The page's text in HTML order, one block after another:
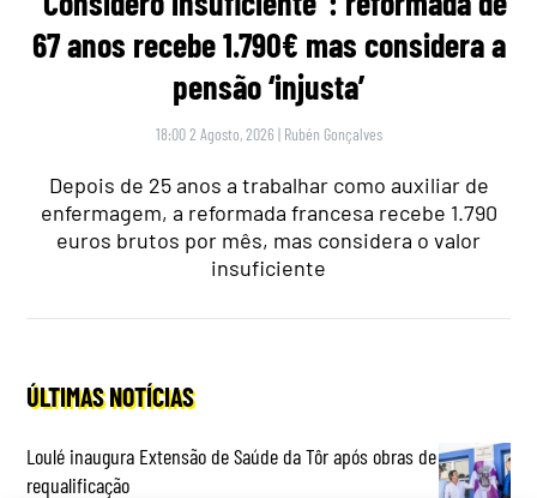
67 anos recebe 1.790€ mas considera a
pensão ‘injusta’
18:00 2 Agosto, 2026 | Rubén Gonçalves
Depois de 25 anos a trabalhar como auxiliar de
enfermagem, a reformada francesa recebe 1.790
euros brutos por mês, mas considera o valor
insuficiente
ÚLTIMAS NOTÍCIAS
Loulé inaugura Extensão de Saúde da Tôr após obras de
requalificação